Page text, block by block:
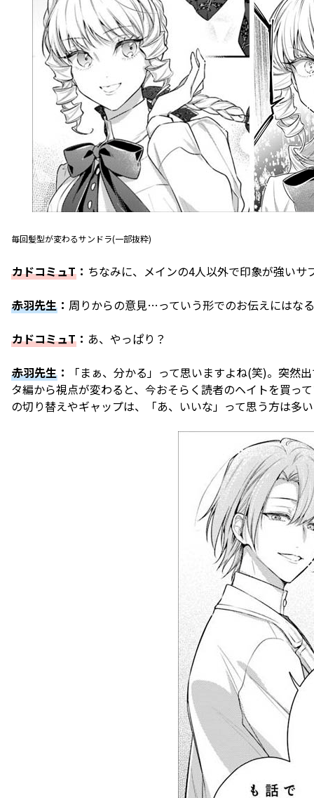
毎回髪型が変わるサンドラ(一部抜粋)
カドコミュT ： ちなみに、メインの4人以外で印象が強い
赤羽先生 ： 周りからの意見…っていう形でのお伝えにはな
カドコミュT ： あ、やっぱり？
赤羽先生 ：
「まぁ、分かる」って思いますよね(笑)。突然
タ編から視点が変わると、今おそらく読者のヘイトを買っ
の切り替えやギャップは、「あ、いいな」って思う方は多